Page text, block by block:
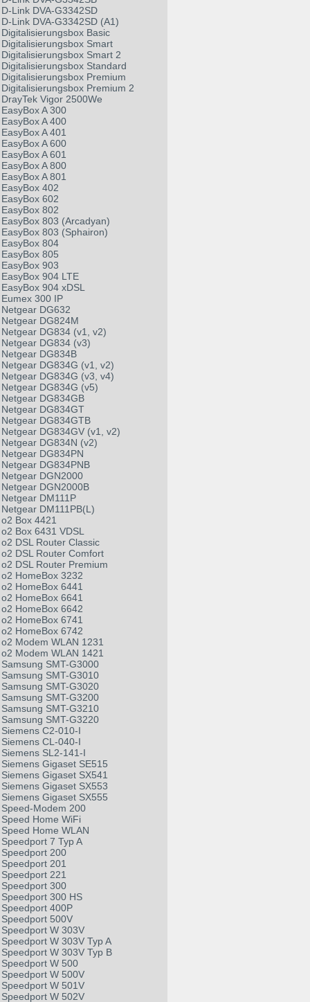
D-Link DVA-G3342SD
D-Link DVA-G3342SD (A1)
Digitalisierungsbox Basic
Digitalisierungsbox Smart
Digitalisierungsbox Smart 2
Digitalisierungsbox Standard
Digitalisierungsbox Premium
Digitalisierungsbox Premium 2
DrayTek Vigor 2500We
EasyBox A 300
EasyBox A 400
EasyBox A 401
EasyBox A 600
EasyBox A 601
EasyBox A 800
EasyBox A 801
EasyBox 402
EasyBox 602
EasyBox 802
EasyBox 803 (Arcadyan)
EasyBox 803 (Sphairon)
EasyBox 804
EasyBox 805
EasyBox 903
EasyBox 904 LTE
EasyBox 904 xDSL
Eumex 300 IP
Netgear DG632
Netgear DG824M
Netgear DG834 (v1, v2)
Netgear DG834 (v3)
Netgear DG834B
Netgear DG834G (v1, v2)
Netgear DG834G (v3, v4)
Netgear DG834G (v5)
Netgear DG834GB
Netgear DG834GT
Netgear DG834GTB
Netgear DG834GV (v1, v2)
Netgear DG834N (v2)
Netgear DG834PN
Netgear DG834PNB
Netgear DGN2000
Netgear DGN2000B
Netgear DM111P
Netgear DM111PB(L)
o2 Box 4421
o2 Box 6431 VDSL
o2 DSL Router Classic
o2 DSL Router Comfort
o2 DSL Router Premium
o2 HomeBox 3232
o2 HomeBox 6441
o2 HomeBox 6641
o2 HomeBox 6642
o2 HomeBox 6741
o2 HomeBox 6742
o2 Modem WLAN 1231
o2 Modem WLAN 1421
Samsung SMT-G3000
Samsung SMT-G3010
Samsung SMT-G3020
Samsung SMT-G3200
Samsung SMT-G3210
Samsung SMT-G3220
Siemens C2-010-I
Siemens CL-040-I
Siemens SL2-141-I
Siemens Gigaset SE515
Siemens Gigaset SX541
Siemens Gigaset SX553
Siemens Gigaset SX555
Speed-Modem 200
Speed Home WiFi
Speed Home WLAN
Speedport 7 Typ A
Speedport 200
Speedport 201
Speedport 221
Speedport 300
Speedport 300 HS
Speedport 400P
Speedport 500V
Speedport W 303V
Speedport W 303V Typ A
Speedport W 303V Typ B
Speedport W 500
Speedport W 500V
Speedport W 501V
Speedport W 502V